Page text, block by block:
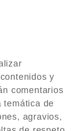
y
comentarios
temática de
agravios,